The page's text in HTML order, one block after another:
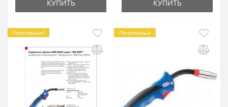
КУПИТЬ КУПИТЬ
Популярный Популярный